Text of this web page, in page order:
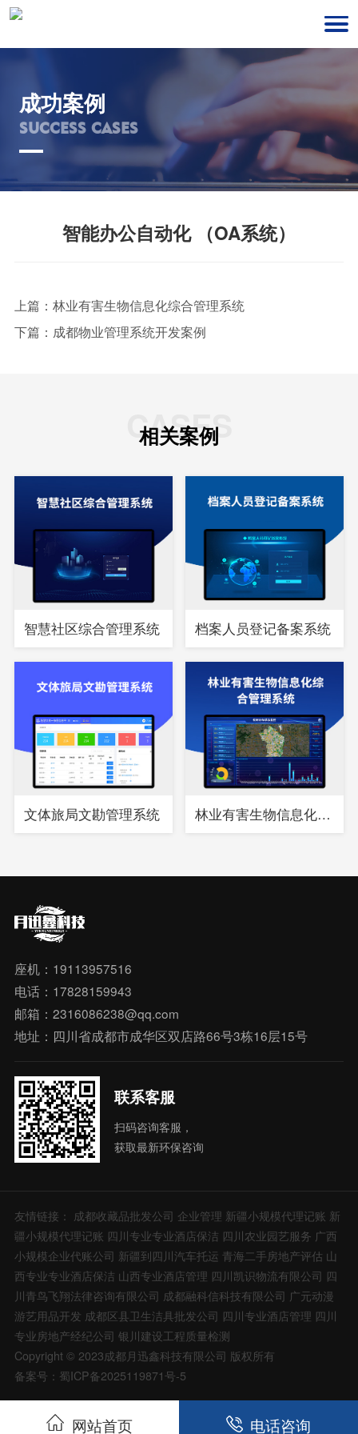
成功案例
SUCCESS CASES
智能办公自动化 （OA系统）
上篇： 林业有害生物信息化综合管理系统
下篇： 成都物业管理系统开发案例
CASES
相关案例
智慧社区综合管理系统 档案人员登记备案系统
文体旅局文勘管理系统 林业有害生物信息化综合管理系统
座机：19113957516
电话：17828159943
邮箱：2316086238@qq.com
地址：四川省成都市成华区双店路66号3栋16层15号
联系客服
扫码咨询客服，
获取最新环保咨询
友情链接： 成都收藏品批发公司 企业管理 新疆小规模代理记账 新
疆小规模代理记账 四川专业专业酒店保洁 四川农业园艺服务 广西
小规模企业代账公司 新疆到四川汽车托运 青海二手房地产评估 山
西专业专业酒店保洁 山西专业酒店管理 四川凯识物流有限公司 四
川青鸟飞翔法律咨询有限公司 成都融科信科技有限公司 广元动漫
游艺用品开发 成都区县卫生洁具批发公司 四川专业酒店管理 四川
专业房地产经纪公司 银川建设工程质量检测
Copyright © 2023成都月迅鑫科技有限公司 版权所有
备案号：蜀ICP备2025119871号-5
网站首页 电话咨询